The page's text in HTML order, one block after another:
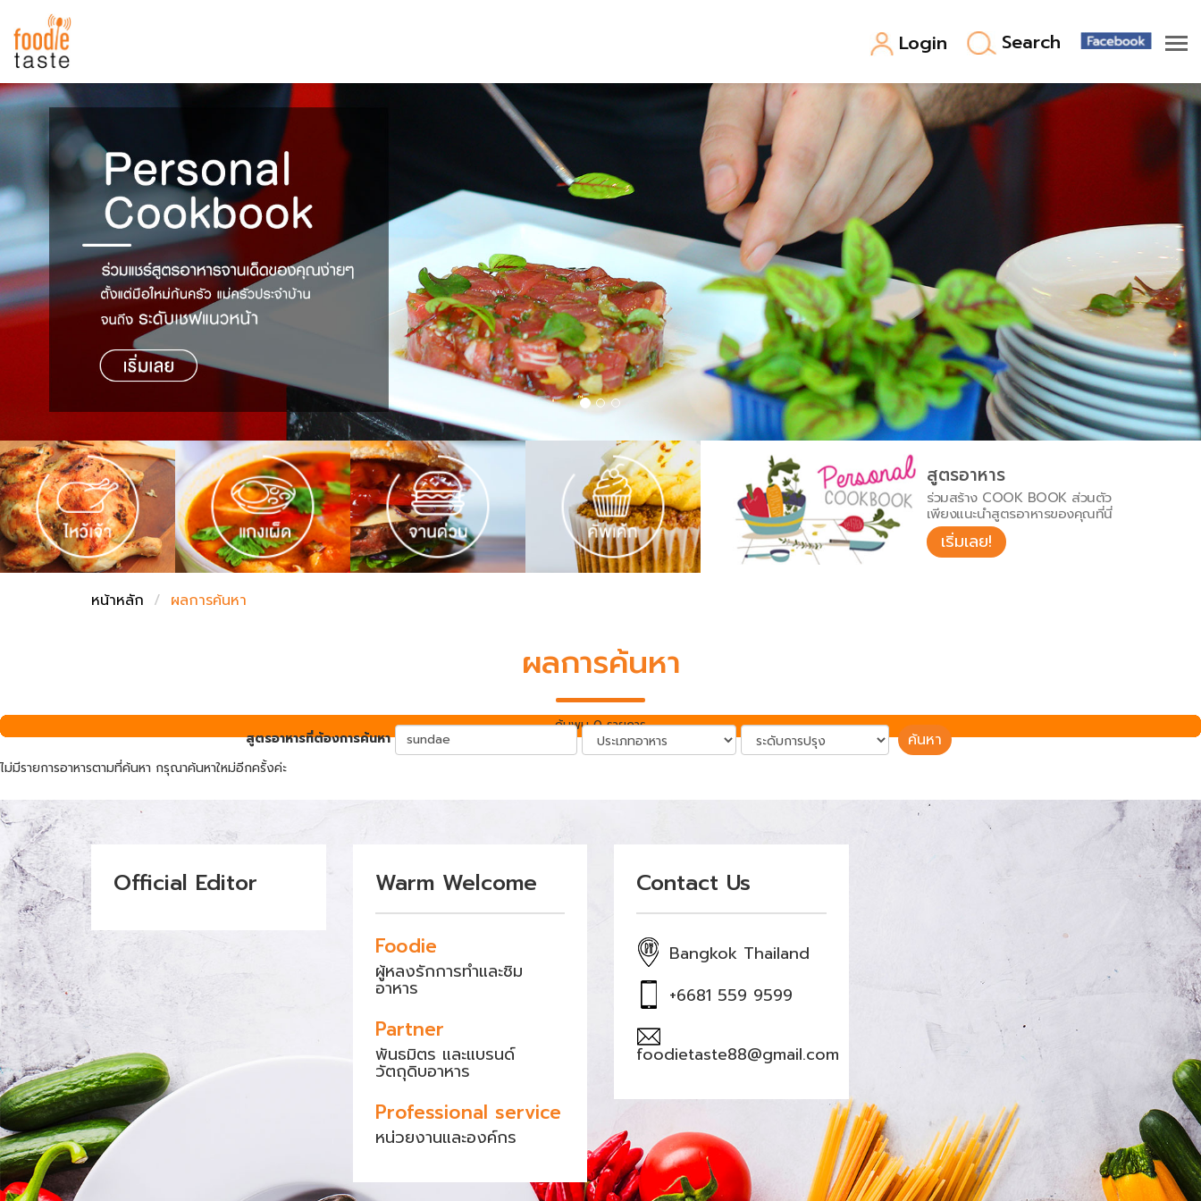
Login Search
สูตรอาหาร
สูตรอาหารล่าสุด
Top Foodie
พาไปชิม
สารพันก้นครัว
เคล็ดลับน่ารู้
เปรียบเทียบหน่วยการตวง
เปรียบเทียบอุณหภูมิ
เปรียบเทียบน้ำหนักวัตถุดิบ
ชั่งตวงเนย
FoodPedia
สร้าง Cookbook
สูตรอาหาร
ร่วมสร้าง COOK BOOK ส่วนตัว
เพียงแนะนำสูตรอาหารของคุณที่นี่
เริ่มเลย!
หน้าหลัก ผลการค้นหา
ผลการค้นหา
สูตรอาหารที่ต้องการค้นหา ค้นหา
ไม่มีรายการอาหารตามที่ค้นหา กรุณาค้นหาใหม่อีกครั้งค่ะ
ค้นพบ 0 รายการ
Official Editor Warm Welcome
Foodie
ผู้หลงรักการทำและชิม
อาหาร
Partner
พันธมิตร และแบรนด์
วัตถุดิบอาหาร
Professional service
หน่วยงานและองค์กร
Contact Us
Bangkok Thailand
+6681 559 9599
foodietaste88@gmail.com